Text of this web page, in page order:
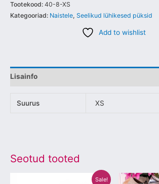
Tootekood: 40-8-XS
Kategooriad: Naistele, Seelikud lühikesed püksid
Add to wishlist
Lisainfo
Suurus XS
Seotud tooted
Sale!
Sellel